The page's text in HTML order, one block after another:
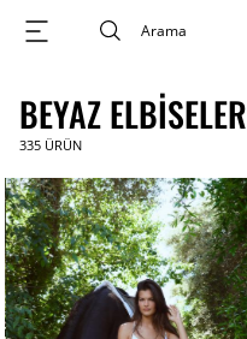
BEYAZ ELBISELER
335 ÜRÜN